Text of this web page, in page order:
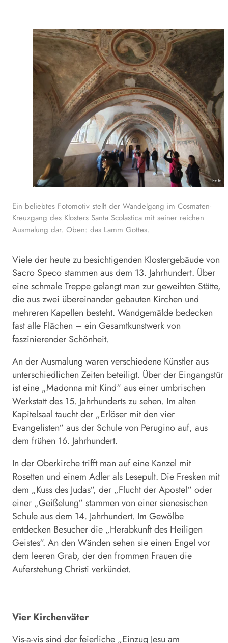
Foto:
Ein beliebtes Fotomotiv stellt der Wandelgang im Cosmaten-
Kreuzgang des Klosters Santa Scolastica mit seiner reichen
Ausmalung dar. Oben: das Lamm Gottes.
Viele der heute zu besichtigenden Klostergebäude von
Sacro Speco stammen aus dem 13. Jahrhundert. Über
eine schmale Treppe gelangt man zur geweihten Stätte,
die aus zwei übereinander gebauten Kirchen und
mehreren Kapellen besteht. Wandgemälde bedecken
fast alle Flächen – ein Gesamtkunstwerk von
faszinierender Schönheit.
An der Ausmalung waren verschiedene Künstler aus
unterschiedlichen Zeiten beteiligt. Über der Eingangstür
ist eine „Madonna mit Kind“ aus einer umbrischen
Werkstatt des 15. Jahrhunderts zu sehen. Im alten
Kapitelsaal taucht der „Erlöser mit den vier
Evangelisten“ aus der Schule von Perugino auf, aus
dem frühen 16. Jahrhundert.
In der Oberkirche trifft man auf eine Kanzel mit
Rosetten und einem Adler als Lesepult. Die Fresken mit
dem „Kuss des Judas“, der „Flucht der Apostel“ oder
einer „Geißelung“ stammen von einer sienesischen
Schule aus dem 14. Jahrhundert. Im Gewölbe
entdecken Besucher die „Herabkunft des Heiligen
Geistes“. An den Wänden sehen sie einen Engel vor
dem leeren Grab, der den frommen Frauen die
Auferstehung Christi verkündet.
Vier Kirchenväter
Vis-a-vis sind der feierliche „Einzug Jesu am